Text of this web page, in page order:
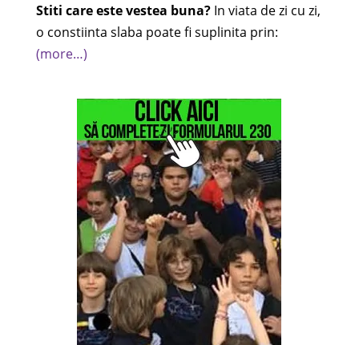
Stiti care este vestea buna?In viata de zi cu zi,
o constiinta slaba poate fi suplinita prin:
(more…)